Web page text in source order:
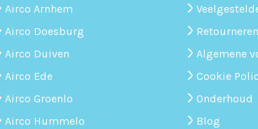
Airco Arnhem
Airco Doesburg
Airco Duiven
Airco Ede
Airco Groenlo
Airco Hummelo
Algemene
Cookie
Onderhoud
Blog